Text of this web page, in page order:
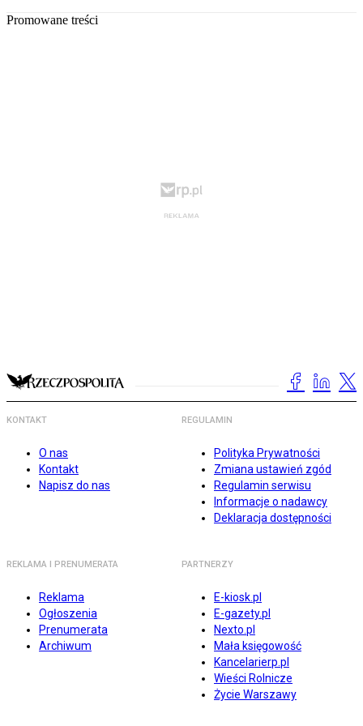
Promowane treści
KONTAKT
O nas
Kontakt
Napisz do nas
REGULAMIN
Polityka Prywatności
Zmiana ustawień zgód
Regulamin serwisu
Informacje o nadawcy
Deklaracja dostępności
REKLAMA I PRENUMERATA
Reklama
Ogłoszenia
Prenumerata
Archiwum
PARTNERZY
E-kiosk.pl
E-gazety.pl
Nexto.pl
Mała księgowość
Kancelarierp.pl
Wieści Rolnicze
Życie Warszawy